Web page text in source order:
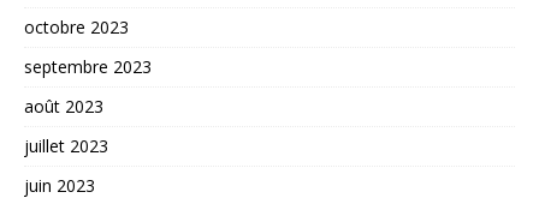
octobre 2023
septembre 2023
août 2023
juillet 2023
juin 2023